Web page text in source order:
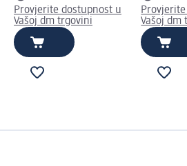
Provjerite dostupnost u
Vašoj dm trgovini
Vašoj dm